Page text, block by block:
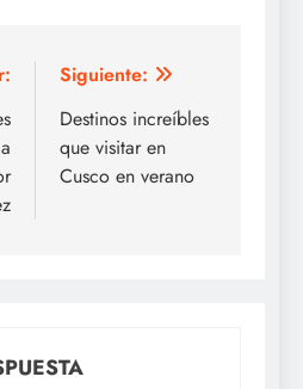
Siguiente:
Destinos increíbles
que visitar en
Cusco en verano